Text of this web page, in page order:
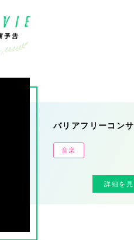
バリアフリーコン
音楽
詳細を見